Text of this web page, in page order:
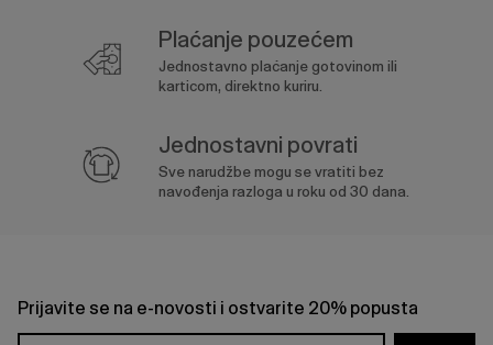
Plaćanje pouzećem
Jednostavno plaćanje gotovinom ili
karticom, direktno kuriru.
Jednostavni povrati
Sve narudžbe mogu se vratiti bez
navođenja razloga u roku od 30 dana.
Prijavite se na e-novosti i ostvarite 20% popusta